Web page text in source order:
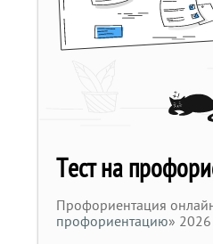
Тест на
Профориентация
профориентацию» 2026